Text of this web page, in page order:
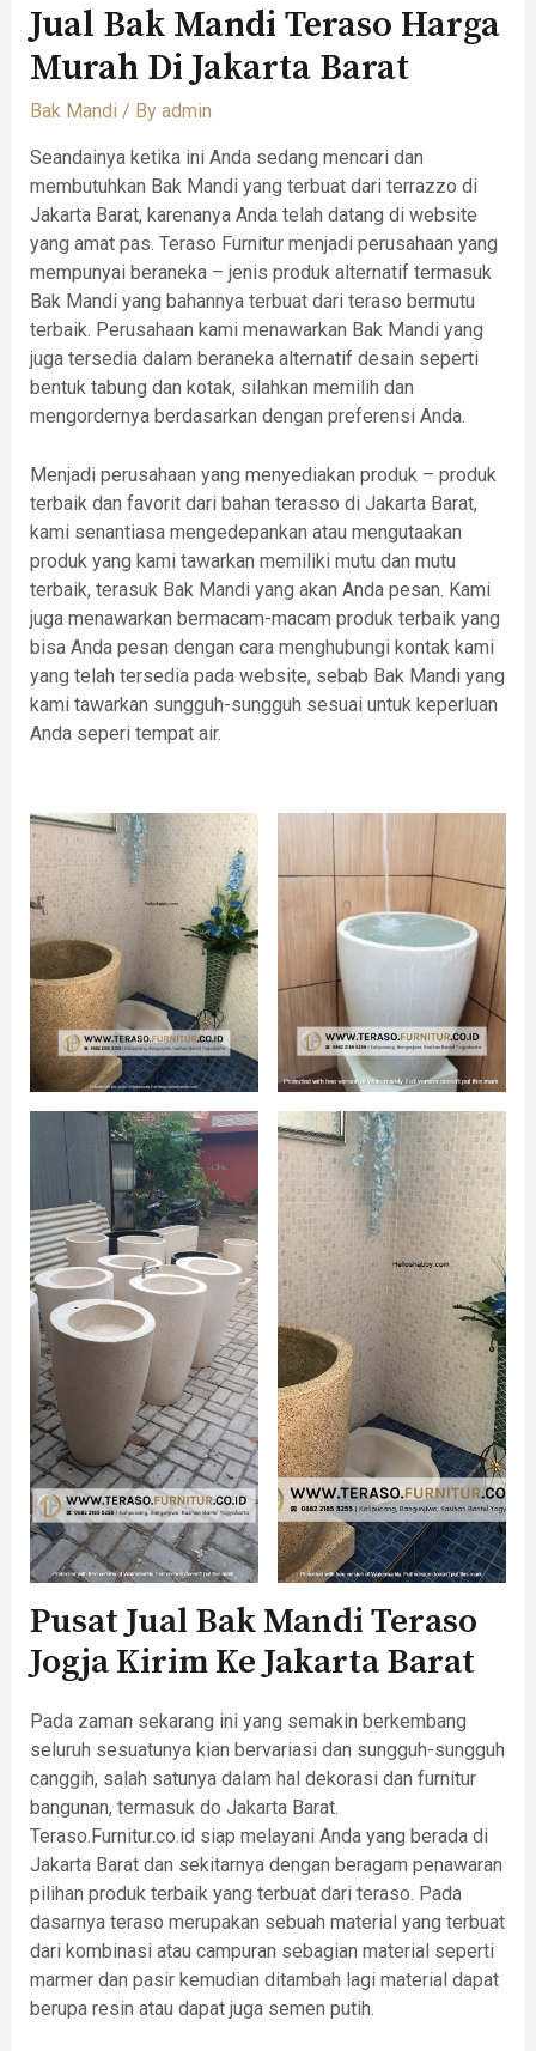
Jual Bak Mandi Teraso Harga
Murah Di Jakarta Barat
Bak Mandi / By admin
Seandainya ketika ini Anda sedang mencari dan
membutuhkan Bak Mandi yang terbuat dari terrazzo di
Jakarta Barat, karenanya Anda telah datang di website
yang amat pas. Teraso Furnitur menjadi perusahaan yang
mempunyai beraneka – jenis produk alternatif termasuk
Bak Mandi yang bahannya terbuat dari teraso bermutu
terbaik. Perusahaan kami menawarkan Bak Mandi yang
juga tersedia dalam beraneka alternatif desain seperti
bentuk tabung dan kotak, silahkan memilih dan
mengordernya berdasarkan dengan preferensi Anda.
Menjadi perusahaan yang menyediakan produk – produk
terbaik dan favorit dari bahan terasso di Jakarta Barat,
kami senantiasa mengedepankan atau mengutaakan
produk yang kami tawarkan memiliki mutu dan mutu
terbaik, terasuk Bak Mandi yang akan Anda pesan. Kami
juga menawarkan bermacam-macam produk terbaik yang
bisa Anda pesan dengan cara menghubungi kontak kami
yang telah tersedia pada website, sebab Bak Mandi yang
kami tawarkan sungguh-sungguh sesuai untuk keperluan
Anda seperi tempat air.
Pusat Jual Bak Mandi Teraso
Jogja Kirim Ke Jakarta Barat
Pada zaman sekarang ini yang semakin berkembang
seluruh sesuatunya kian bervariasi dan sungguh-sungguh
canggih, salah satunya dalam hal dekorasi dan furnitur
bangunan, termasuk do Jakarta Barat.
Teraso.Furnitur.co.id siap melayani Anda yang berada di
Jakarta Barat dan sekitarnya dengan beragam penawaran
pilihan produk terbaik yang terbuat dari teraso. Pada
dasarnya teraso merupakan sebuah material yang terbuat
dari kombinasi atau campuran sebagian material seperti
marmer dan pasir kemudian ditambah lagi material dapat
berupa resin atau dapat juga semen putih.